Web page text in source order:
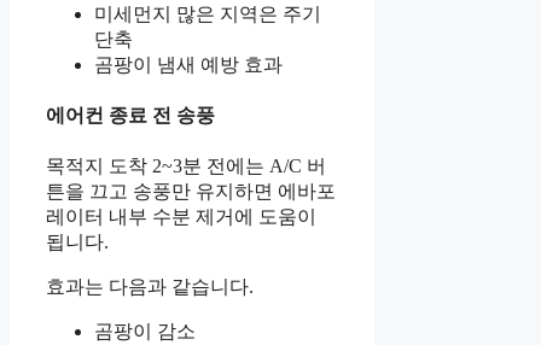
미세먼지 많은 지역은 주기
단축
곰팡이 냄새 예방 효과
에어컨 종료 전 송풍
목적지 도착 2~3분 전에는 A/C 버
튼을 끄고 송풍만 유지하면 에바포
레이터 내부 수분 제거에 도움이
됩니다.
효과는 다음과 같습니다.
곰팡이 감소